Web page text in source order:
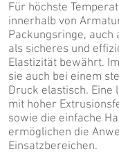
Für höchste
innerhalb von
Packungsringe, auch
als sicheres und
Elastizität bewährt.
sie auch bei einem
Druck elastisch. Eine
mit hoher
sowie die einfache
ermöglichen die
Einsatzbereichen.